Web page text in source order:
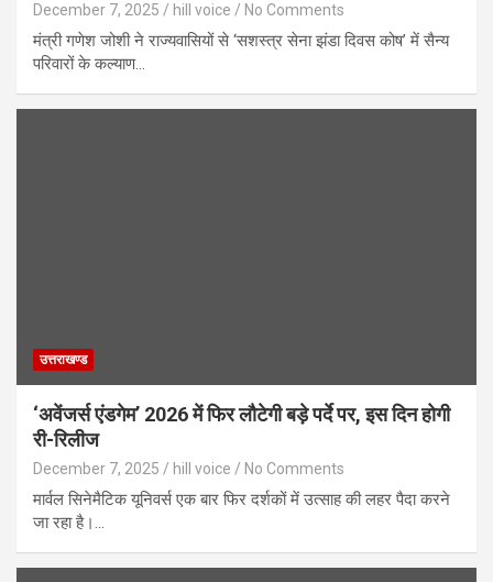
December 7, 2025 hill voice No Comments
मंत्री गणेश जोशी ने राज्यवासियों से ‘सशस्त्र सेना झंडा दिवस कोष’ में सैन्य
परिवारों के कल्याण…
उत्तराखण्ड
‘अवेंजर्स एंडगेम’ 2026 में फिर लौटेगी बड़े पर्दे पर, इस दिन होगी
री-रिलीज
December 7, 2025 hill voice No Comments
मार्वल सिनेमैटिक यूनिवर्स एक बार फिर दर्शकों में उत्साह की लहर पैदा करने
जा रहा है।…